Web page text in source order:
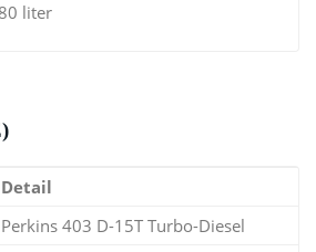
liter
Detail
Perkins 403 D-15T Turbo-Diesel